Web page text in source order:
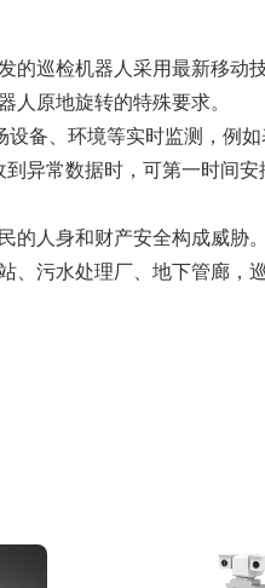
的巡检机器人采用最新移动
人原地旋转的特殊要求。
备、环境等实时监测，例
异常数据时，可第一时间安
的人身和财产安全构成威胁
、污水处理厂、地下管廊，